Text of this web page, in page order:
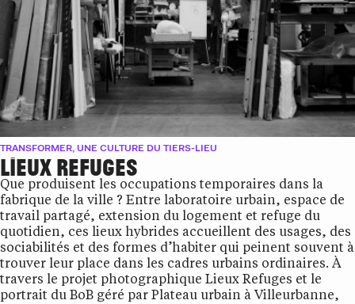
TRANSFORMER, UNE CULTURE DU TIERS-LIEU
LIEUX REFUGES
Que produisent les occupations temporaires dans la
fabrique de la ville ? Entre laboratoire urbain, espace de
travail partagé, extension du logement et refuge du
quotidien, ces lieux hybrides accueillent des usages, des
sociabilités et des formes d’habiter qui peinent souvent à
trouver leur place dans les cadres urbains ordinaires. À
travers le projet photographique Lieux Refuges et le
portrait du BoB géré par Plateau urbain à Villeurbanne,